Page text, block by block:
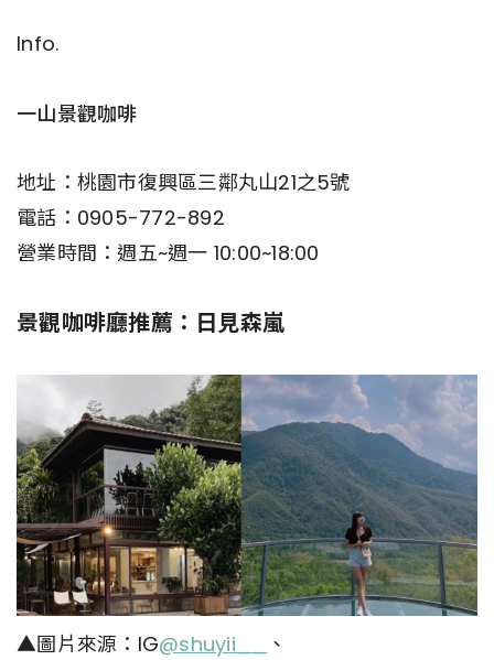
Info.
一山景觀咖啡
地址：桃園市復興區三鄰丸山21之5號
電話：0905-772-892
營業時間：週五~週一 10:00~18:00
景觀咖啡廳推薦：日見森嵐
▲圖片來源：IG@shuyii__
、